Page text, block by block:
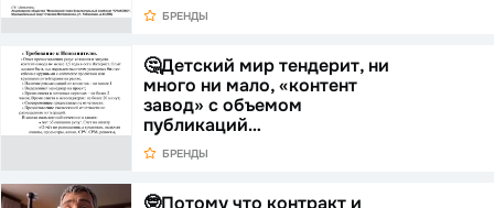
БРЕНДЫ
🤔Детский мир тендерит, ни
много ни мало, «контент
завод» с объемом
публикаций…
БРЕНДЫ
🤓Потому что контракт и